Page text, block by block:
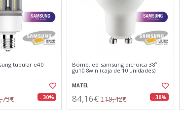
tubular e40
- 30%
Bomb.led samsung dicroica 38º
gu10 8w.n (caja de 10 unidades)
MATEL
84,16€ 119,42€ - 30%